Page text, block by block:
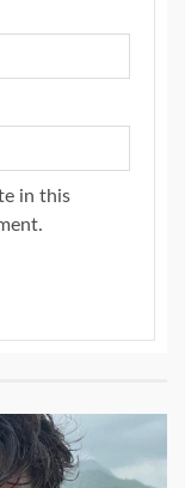
in this